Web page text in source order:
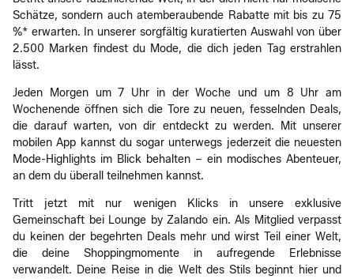
Schätze, sondern auch atemberaubende Rabatte mit bis zu 75
%* erwarten. In unserer sorgfältig kuratierten Auswahl von über
2.500 Marken findest du Mode, die dich jeden Tag erstrahlen
lässt.
Jeden Morgen um 7 Uhr in der Woche und um 8 Uhr am
Wochenende öffnen sich die Tore zu neuen, fesselnden Deals,
die darauf warten, von dir entdeckt zu werden. Mit unserer
mobilen App kannst du sogar unterwegs jederzeit die neuesten
Mode-Highlights im Blick behalten – ein modisches Abenteuer,
an dem du überall teilnehmen kannst.
Tritt jetzt mit nur wenigen Klicks in unsere exklusive
Gemeinschaft bei Lounge by Zalando ein. Als Mitglied verpasst
du keinen der begehrten Deals mehr und wirst Teil einer Welt,
die deine Shoppingmomente in aufregende Erlebnisse
verwandelt. Deine Reise in die Welt des Stils beginnt hier und